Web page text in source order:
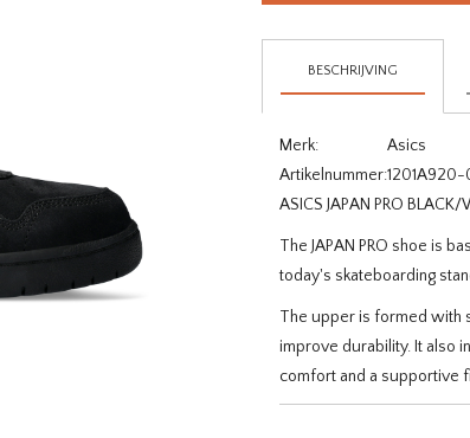
BESCHRIJVING
Merk:
Asics
Artikelnummer:1201A920-
ASICS JAPAN PRO BLACK/
The JAPAN PRO shoe is
today's skateboarding
The upper is formed with
improve durability. It also
comfort and a supportive